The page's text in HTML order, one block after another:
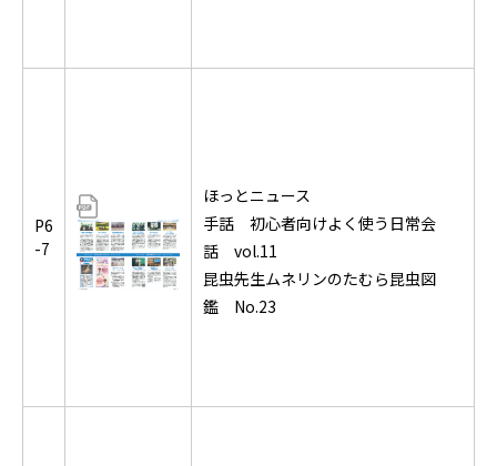
P6
-7
ほっとニュース
手話 初心者向けよく使う日常会
話 vol.11
昆虫先生ムネリンのたむら昆虫図
鑑 No.23